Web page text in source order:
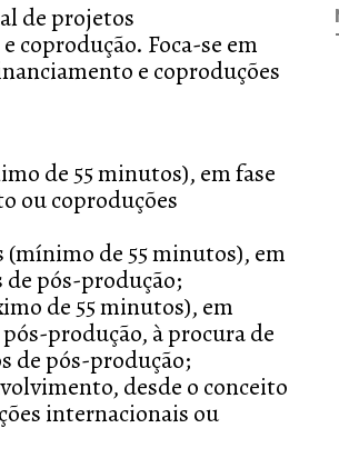
de projetos
coprodução. Foca-se em
e coproduções
de 55 minutos), em fase
ou coproduções
de 55 minutos), em
pós-produção;
de 55 minutos), em
produção, à procura de
de pós-produção;
desde o conceito
internacionais ou